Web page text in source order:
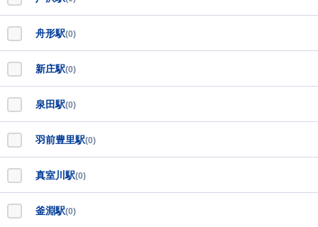
舟形駅(0)
新庄駅(0)
泉田駅(0)
羽前豊里駅(0)
真室川駅(0)
釜淵駅(0)